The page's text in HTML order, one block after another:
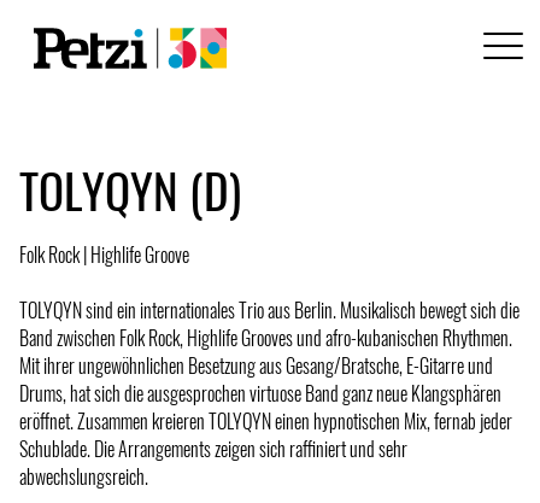
TOLYQYN (D)
Folk Rock | Highlife Groove
TOLYQYN sind ein internationales Trio aus Berlin. Musikalisch bewegt sich die
Band zwischen Folk Rock, Highlife Grooves und afro-kubanischen Rhythmen.
Mit ihrer ungewöhnlichen Besetzung aus Gesang/Bratsche, E-Gitarre und
Drums, hat sich die ausgesprochen virtuose Band ganz neue Klangsphären
eröffnet. Zusammen kreieren TOLYQYN einen hypnotischen Mix, fernab jeder
Schublade. Die Arrangements zeigen sich raffiniert und sehr
abwechslungsreich.